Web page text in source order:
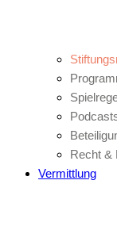
Recht &
Vermittlung